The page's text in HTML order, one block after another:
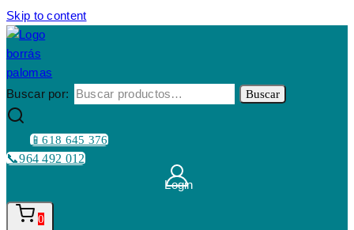
Skip to content
Buscar por: Buscar
📱618 645 376
📞964 492 012
Login
0